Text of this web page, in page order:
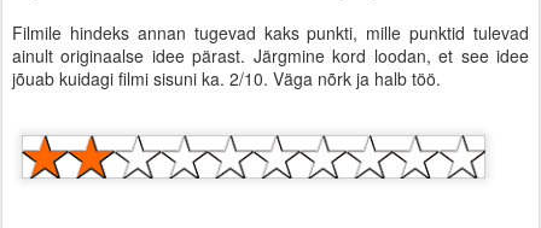
Filmile hindeks annan tugevad kaks punkti, mille punktid tulevad
ainult originaalse idee pärast. Järgmine kord loodan, et see idee
jõuab kuidagi filmi sisuni ka. 2/10. Väga nõrk ja halb töö.